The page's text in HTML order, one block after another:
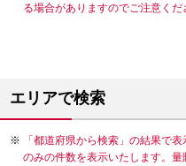
る場合がありますのでご注意くだ
エリアで検索
「都道府県から検索」の結果で
のみの件数を表示いたします。